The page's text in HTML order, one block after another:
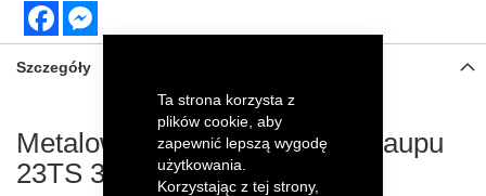
Ta strona korzysta z
plików cookie, aby
zapewnić lepszą wygodę
użytkowania.
Korzystając z tej strony,
Facebook
Szczegóły
Metalowy model przyczepy Maupu
23TS 3-osiowej